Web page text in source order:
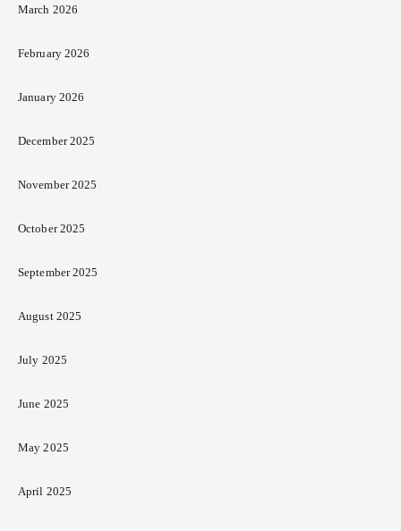
March 2026
February 2026
January 2026
December 2025
November 2025
October 2025
September 2025
August 2025
July 2025
June 2025
May 2025
April 2025